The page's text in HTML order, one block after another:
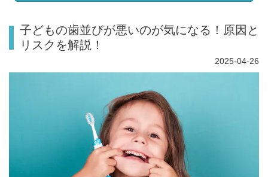
子どもの歯並びが悪いのが気になる！原因と
リスクを解説！
2025-04-26